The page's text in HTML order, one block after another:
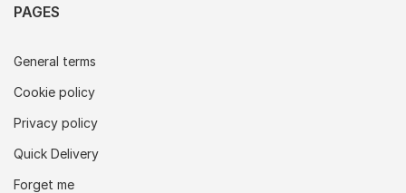
PAGES
General terms
Cookie policy
Privacy policy
Quick Delivery
Forget me